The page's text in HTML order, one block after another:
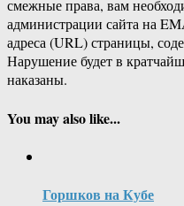
смежные права, вам
администрации сайта на
адреса (URL) страницы,
Нарушение будет в
наказаны.
You may also like...
Горшков на Кубе